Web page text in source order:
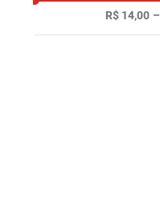
R$ 14,00 –